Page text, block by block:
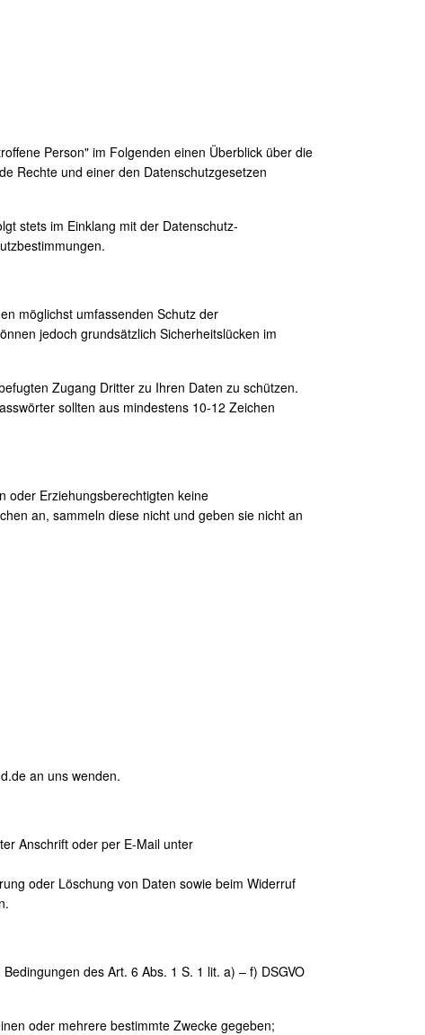
Person" im Folgenden einen Überblick über die
Rechte und einer den Datenschutzgesetzen
stets im Einklang mit der Datenschutz-
möglichst umfassenden Schutz der
jedoch grundsätzlich Sicherheitslücken im
Zugang Dritter zu Ihren Daten zu schützen.
sollten aus mindestens 10-12 Zeichen
oder Erziehungsberechtigten keine
an, sammeln diese nicht und geben sie nicht an
an uns wenden.
Anschrift oder per E-Mail unter
oder Löschung von Daten sowie beim Widerruf
des Art. 6 Abs. 1 S. 1 lit. a) – f) DSGVO
oder mehrere bestimmte Zwecke gegeben;